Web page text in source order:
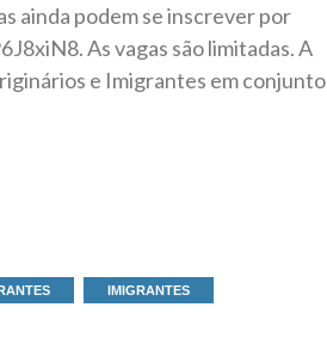
ainda podem se inscrever por
As vagas são limitadas. A
e Imigrantes em conjunto
IMIGRANTES